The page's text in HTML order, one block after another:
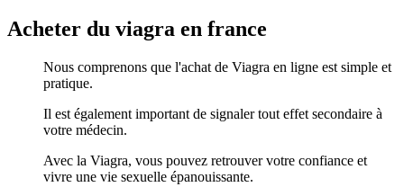
Acheter du viagra en france
Nous comprenons que l'achat de Viagra en ligne est simple et
pratique.
Il est également important de signaler tout effet secondaire à
votre médecin.
Avec la Viagra, vous pouvez retrouver votre confiance et
vivre une vie sexuelle épanouissante.